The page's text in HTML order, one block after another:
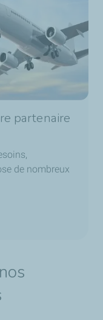
partenaire
de nombreux